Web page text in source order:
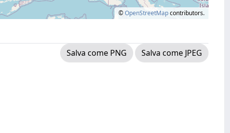
©OpenStreetMapcontributors.
Salva come PNG
Salva come JPEG